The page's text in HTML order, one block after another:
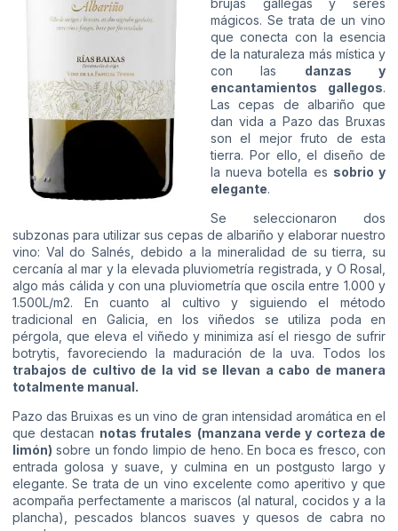
mágicos. Se trata de un vino
que conecta con la esencia
de la naturaleza más mística y
con las danzas y
encantamientos gallegos.
Las cepas de albariño que
dan vida a Pazo das Bruxas
son el mejor fruto de esta
tierra. Por ello, el diseño de
la nueva botella es sobrio y
elegante.
Se seleccionaron dos
subzonas para utilizar sus cepas de albariño y elaborar nuestro
vino: Val do Salnés, debido a la mineralidad de su tierra, su
cercanía al mar y la elevada pluviometría registrada, y O Rosal,
algo más cálida y con una pluviometría que oscila entre 1.000 y
1.500L/m2. En cuanto al cultivo y siguiendo el método
tradicional en Galicia, en los viñedos se utiliza poda en
pérgola, que eleva el viñedo y minimiza así el riesgo de sufrir
botrytis, favoreciendo la maduración de la uva. Todos los
trabajos de cultivo de la vid se llevan a cabo de manera
totalmente manual.
Pazo das Bruixas es un vino de gran intensidad aromática en el
que destacan notas frutales (manzana verde y corteza de
limón) sobre un fondo limpio de heno. En boca es fresco, con
entrada golosa y suave, y culmina en un postgusto largo y
elegante. Se trata de un vino excelente como aperitivo y que
acompaña perfectamente a mariscos (al natural, cocidos y a la
plancha), pescados blancos suaves y quesos de cabra no